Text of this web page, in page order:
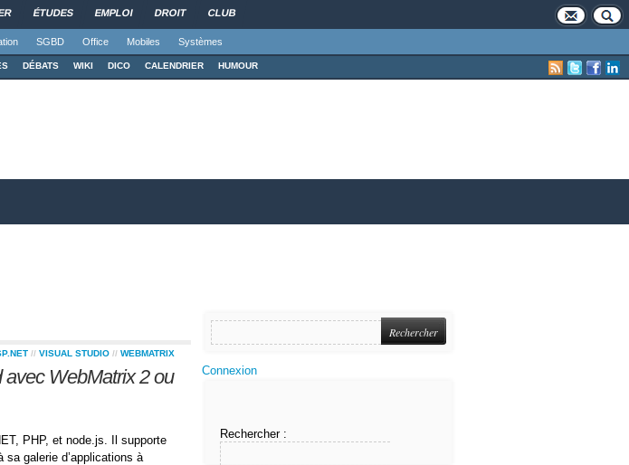
ÉTUDES EMPLOI DROIT CLUB
SGBD Office Mobiles Systèmes
DÉBATS WIKI DICO CALENDRIER HUMOUR
// VISUAL STUDIO // WEBMATRIX
avec WebMatrix 2 ou
PHP, et node.js. Il supporte
galerie d’applications à
Connexion
Rechercher :